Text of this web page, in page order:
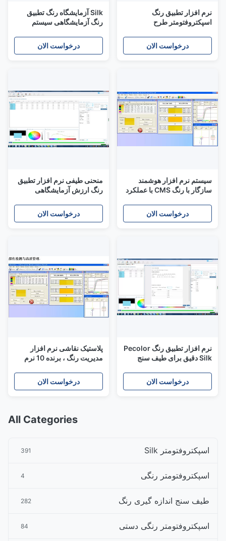
نرم افزار تطبیق رنگ
اسپکتروفتومتر طرح
رنگ
درخواست الان
Silk آزمایشگاه رنگ تطبیق
رنگ آزمایشگاهی سیستم
درخواست الان
سیستم نرم افزار هوشمند
سازگار با رنگ CMS با عملکرد
درخواست الان
منحنی طیفی نرم افزار تطبیق
رنگ ارزش آزمایشگاهی
اسپکتروفتومتر
درخواست الان
نرم افزار تطبیق رنگ Pecolor
Silk دقیق برای طیف سنج
درخواست الان
پلاستیک نقاشی نرم افزار
مدیریت رنگ ، برنده 10 نرم
درخواست الان
All Categories
اسپکتروفتومتر Silk 391
اسپکتروفتومتر رنگی 4
طیف سنج اندازه گیری رنگ 282
اسپکتروفتومتر رنگی دستی 84